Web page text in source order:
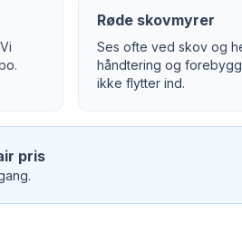
Røde skovmyrer
Ses ofte ved skov og
håndtering og
ikke flytter ind.
pris